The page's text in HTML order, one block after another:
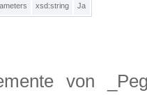
xsd:string Ja
von